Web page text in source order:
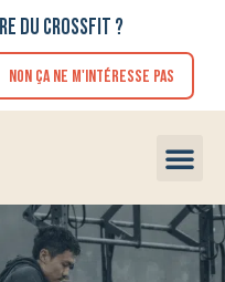
DU CROSSFIT ?
NON ÇA NE M'INTÉRESSE PAS